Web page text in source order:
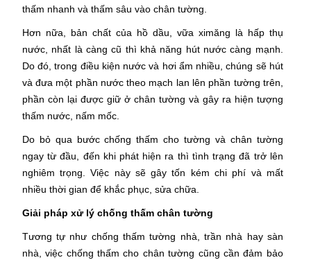
thấm nhanh và thấm sâu vào chân tường.
Hơn nữa, bản chất của hồ dầu, vữa ximăng là hấp thụ
nước, nhất là càng cũ thì khả năng hút nước càng mạnh.
Do đó, trong điều kiện nước và hơi ẩm nhiều, chúng sẽ hút
và đưa một phần nước theo mạch lan lên phần tường trên,
phần còn lại được giữ ở chân tường và gây ra hiện tượng
thấm nước, nấm mốc.
Do bỏ qua bước chống thấm cho tường và chân tường
ngay từ đầu, đến khi phát hiện ra thì tình trạng đã trở lên
nghiêm trọng. Việc này sẽ gây tốn kém chi phí và mất
nhiều thời gian để khắc phục, sửa chữa.
Giải pháp xử lý chống thấm chân tường
Tương tự như chống thấm tường nhà, trần nhà hay sàn
nhà, việc chống thấm cho chân tường cũng cần đảm bảo